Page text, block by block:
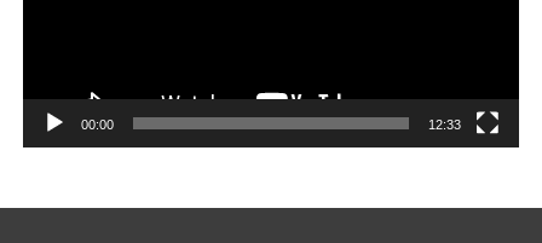
00:00 12:33